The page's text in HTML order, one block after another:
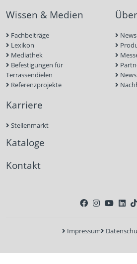
Wissen & Medien
Fachbeiträge
Lexikon
Mediathek
Befestigungen für
Terrassendielen
Referenzprojekte
News
Karriere
Stellenmarkt
Kataloge
Kontakt
Impressum